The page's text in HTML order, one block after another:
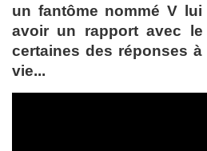
un fantôme nommé V
avoir un rapport avec
certaines des réponses
vie...